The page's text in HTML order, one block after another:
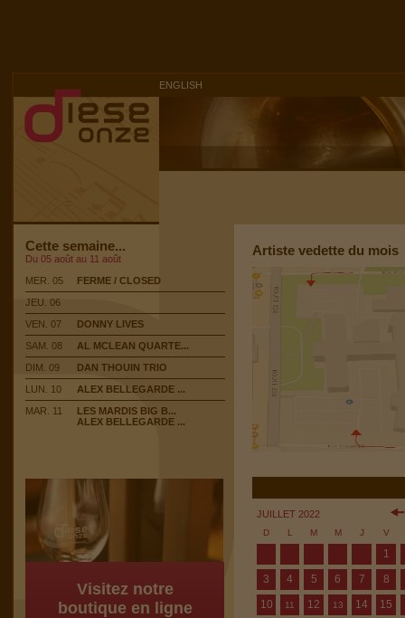
ENGLISH
Cette semaine...
Du 05 août au 11 août
MER. 05
FERME / CLOSED
JEU. 06
VEN. 07
DONNY LIVES
SAM. 08
AL MCLEAN QUARTE...
DIM. 09
DAN THOUIN TRIO
LUN. 10
ALEX BELLEGARDE ...
MAR. 11
LES MARDIS BIG B...
ALEX BELLEGARDE ...
Visitez notre
boutique en ligne
Artiste vedette du mois
JUILLET 2022
D L M M J V
1
3
4 5 6 7
8
10
11 12 13 14 15